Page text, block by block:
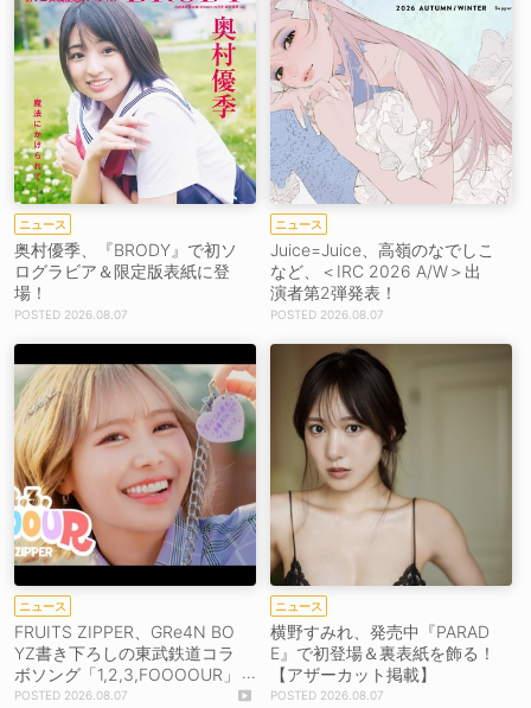
ニュース
奥村優季、『BRODY』で初ソ
ログラビア＆限定版表紙に登
場！
2026.08.07
ニュース
Juice=Juice、高嶺のなでしこ
など、＜IRC 2026 A/W＞出
演者第2弾発表！
2026.08.07
ニュース
FRUITS ZIPPER、GRe4N BO
YZ書き下ろしの東武鉄道コラ
ボソング「1,2,3,FOOOOUR」
をリリース＆MV公開！
2026.08.07
ニュース
横野すみれ、発売中『PARAD
E』で初登場＆裏表紙を飾る！
【アザーカット掲載】
2026.08.07